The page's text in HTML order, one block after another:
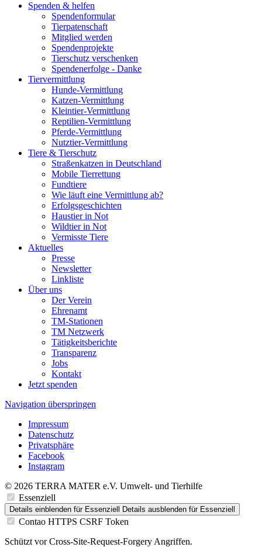
Spenden & helfen
Spendenformular
Tierpatenschaft
Mitglied werden
Spendenprojekte
Tierschutz verschenken
Spendenerfolge - Danke
Tiervermittlung
Hunde-Vermittlung
Katzen-Vermittlung
Kleintier-Vermittlung
Reptilien-Vermittlung
Pferde-Vermittlung
Nutztier-Vermittlung
Tiere & Tierschutz
Straßenkatzen in Deutschland
Mobile Tierrettung
Fundtiere
Wie läuft eine Vermittlung ab?
Erfolgsgeschichten
Haustier in Not
Wildtier in Not
Vermisste Tiere
Aktuelles
Presse
Newsletter
Linkliste
Über uns
Der Verein
Ehrenamt
TM-Stationen
TM Netzwerk
Tätigkeitsberichte
Transparenz
Jobs
Kontakt
Jetzt spenden
Navigation überspringen
Impressum
Datenschutz
Privatsphäre
Facebook
Instagram
© 2026 TERRA MATER e.V. Umwelt- und Tierhilfe
Essenziell
Details einblenden für Essenziell Details ausblenden für Essenziell
Contao HTTPS CSRF Token
Schützt vor Cross-Site-Request-Forgery Angriffen.